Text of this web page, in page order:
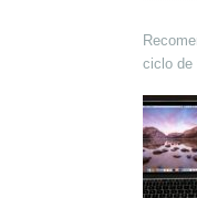
ciclo de